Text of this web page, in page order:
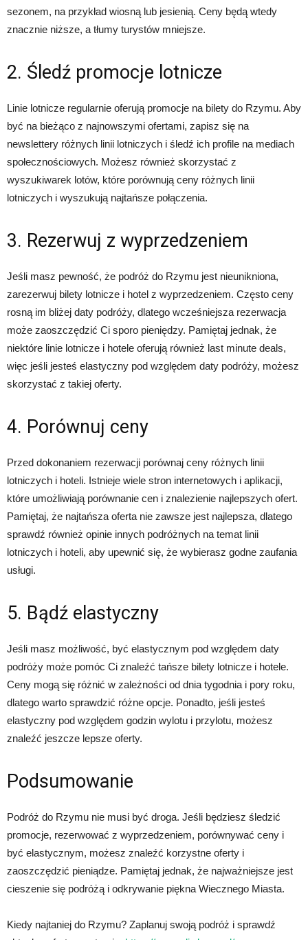
sezonem, na przykład wiosną lub jesienią. Ceny będą wtedy
znacznie niższe, a tłumy turystów mniejsze.
2. Śledź promocje lotnicze
Linie lotnicze regularnie oferują promocje na bilety do Rzymu. Aby
być na bieżąco z najnowszymi ofertami, zapisz się na
newslettery różnych linii lotniczych i śledź ich profile na mediach
społecznościowych. Możesz również skorzystać z
wyszukiwarek lotów, które porównują ceny różnych linii
lotniczych i wyszukują najtańsze połączenia.
3. Rezerwuj z wyprzedzeniem
Jeśli masz pewność, że podróż do Rzymu jest nieunikniona,
zarezerwuj bilety lotnicze i hotel z wyprzedzeniem. Często ceny
rosną im bliżej daty podróży, dlatego wcześniejsza rezerwacja
może zaoszczędzić Ci sporo pieniędzy. Pamiętaj jednak, że
niektóre linie lotnicze i hotele oferują również last minute deals,
więc jeśli jesteś elastyczny pod względem daty podróży, możesz
skorzystać z takiej oferty.
4. Porównuj ceny
Przed dokonaniem rezerwacji porównaj ceny różnych linii
lotniczych i hoteli. Istnieje wiele stron internetowych i aplikacji,
które umożliwiają porównanie cen i znalezienie najlepszych ofert.
Pamiętaj, że najtańsza oferta nie zawsze jest najlepsza, dlatego
sprawdź również opinie innych podróżnych na temat linii
lotniczych i hoteli, aby upewnić się, że wybierasz godne zaufania
usługi.
5. Bądź elastyczny
Jeśli masz możliwość, być elastycznym pod względem daty
podróży może pomóc Ci znaleźć tańsze bilety lotnicze i hotele.
Ceny mogą się różnić w zależności od dnia tygodnia i pory roku,
dlatego warto sprawdzić różne opcje. Ponadto, jeśli jesteś
elastyczny pod względem godzin wylotu i przylotu, możesz
znaleźć jeszcze lepsze oferty.
Podsumowanie
Podróż do Rzymu nie musi być droga. Jeśli będziesz śledzić
promocje, rezerwować z wyprzedzeniem, porównywać ceny i
być elastycznym, możesz znaleźć korzystne oferty i
zaoszczędzić pieniądze. Pamiętaj jednak, że najważniejsze jest
cieszenie się podróżą i odkrywanie piękna Wiecznego Miasta.
Kiedy najtaniej do Rzymu? Zaplanuj swoją podróż i sprawdź